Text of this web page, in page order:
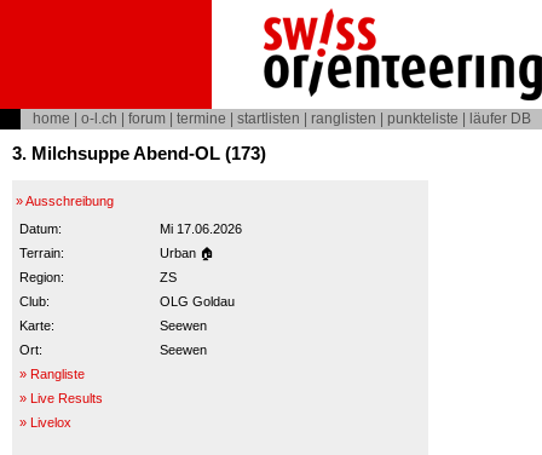
home o-l.ch forum termine startlisten ranglisten punkteliste läufer DB
3. Milchsuppe Abend-OL (173)
» Ausschreibung
Datum:
Mi 17.06.2026
Terrain:
Urban 🏠
Region:
ZS
Club:
OLG Goldau
Karte:
Seewen
Ort:
Seewen
» Rangliste
» Live Results
» Livelox